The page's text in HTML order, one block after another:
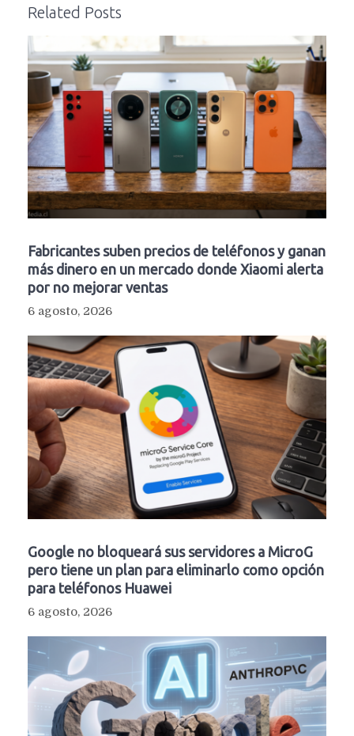
Related Posts
Fabricantes suben precios de teléfonos y ganan
más dinero en un mercado donde Xiaomi alerta
por no mejorar ventas
6 agosto, 2026
Google no bloqueará sus servidores a MicroG
pero tiene un plan para eliminarlo como opción
para teléfonos Huawei
6 agosto, 2026